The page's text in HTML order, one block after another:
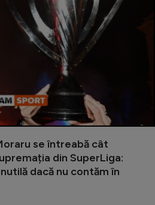
se întreabă cât
din SuperLiga:
dacă nu contăm în